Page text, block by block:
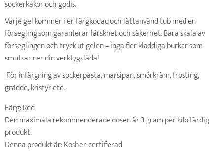
sockerkakor och godis.
Varje gel kommer i en färgkodad och lättanvänd tub med en
försegling som garanterar färskhet och säkerhet. Bara skala av
förseglingen och tryck ut gelen – inga fler kladdiga burkar som
smutsar ner din verktygslåda!
För infärgning av sockerpasta, marsipan, smörkräm, frosting,
grädde, kristyr etc.
Färg: Red
Den maximala rekommenderade dosen är 3 gram per kilo färdig
produkt.
Denna produkt är: Kosher-certifierad